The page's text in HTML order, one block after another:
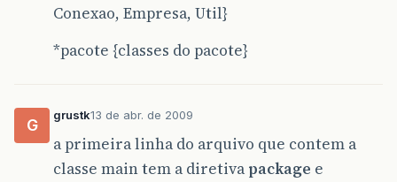
Conexao, Empresa, Util}
*pacote {classes do pacote}
G
grustk13 de abr. de 2009
a primeira linha do arquivo que contem a
classe main tem a diretiva package e